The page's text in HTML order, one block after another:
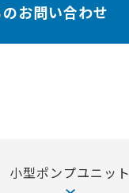
お問い合わせ
小型ポンプユニット